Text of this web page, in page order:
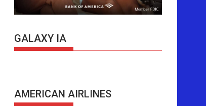
GALAXY IA
AMERICAN AIRLINES